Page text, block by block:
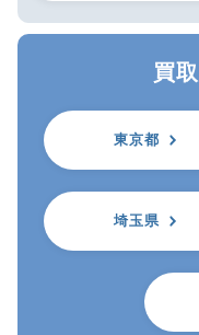
買
東京都
埼玉県